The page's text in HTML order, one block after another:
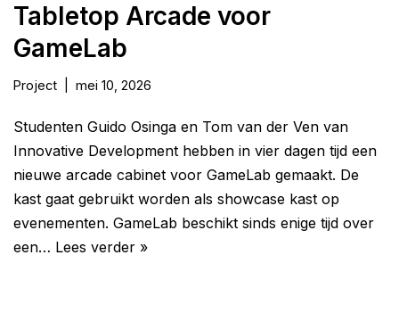
Tabletop Arcade voor
GameLab
Project mei 10, 2026
Studenten Guido Osinga en Tom van der Ven van
Innovative Development hebben in vier dagen tijd een
nieuwe arcade cabinet voor GameLab gemaakt. De
kast gaat gebruikt worden als showcase kast op
evenementen. GameLab beschikt sinds enige tijd over
een… Lees verder »